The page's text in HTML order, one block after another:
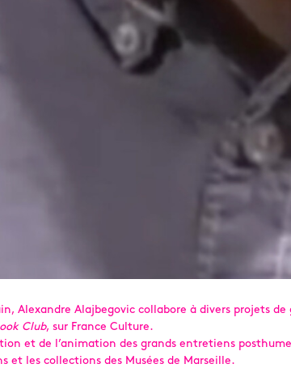
Alexandre Alajbegovic collabore à divers projets
Club, sur France Culture.
et de l’animation des grands entretiens
et les collections des Musées de Marseille.